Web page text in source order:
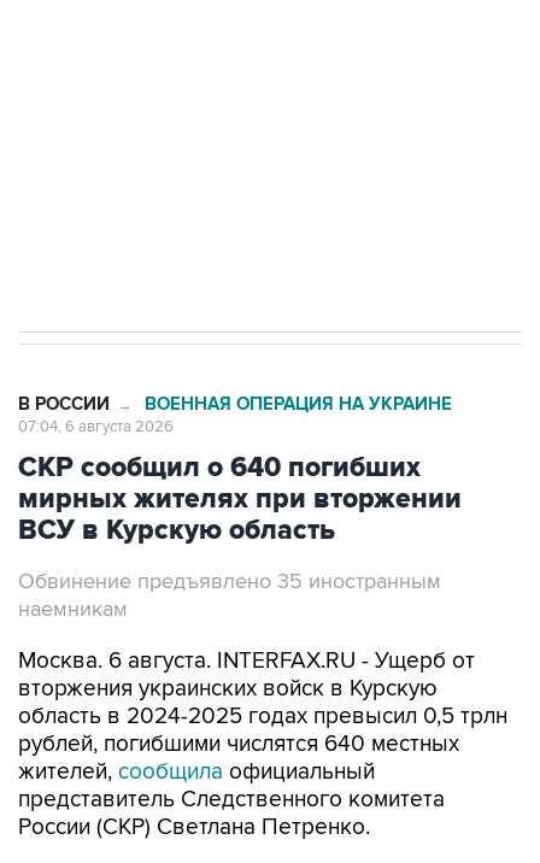
В РОССИИ → ВОЕННАЯ ОПЕРАЦИЯ НА УКРАИНЕ
07:04, 6 августа 2026
СКР сообщил о 640 погибших
мирных жителях при вторжении
ВСУ в Курскую область
Обвинение предъявлено 35 иностранным
наемникам
Москва. 6 августа. INTERFAX.RU - Ущерб от
вторжения украинских войск в Курскую
область в 2024-2025 годах превысил 0,5 трлн
рублей, погибшими числятся 640 местных
жителей, сообщила официальный
представитель Следственного комитета
России (СКР) Светлана Петренко.